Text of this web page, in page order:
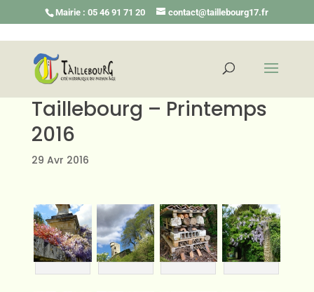
Mairie : 05 46 91 71 20 contact@taillebourg17.fr
Taillebourg – Printemps
2016
29 Avr 2016